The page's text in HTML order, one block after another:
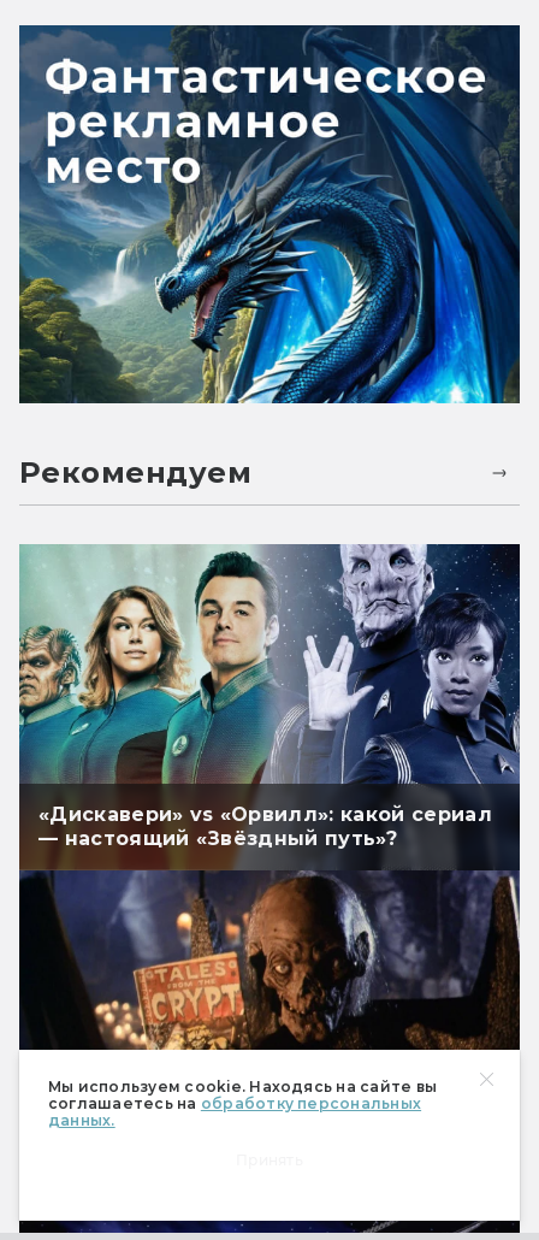
Мы используем cookie. Находясь на сайте вы
соглашаетесь на обработку персональных
данных.
Рекомендуем
«Дискавери» vs «Орвилл»: какой сериал
— настоящий «Звёздный путь»?